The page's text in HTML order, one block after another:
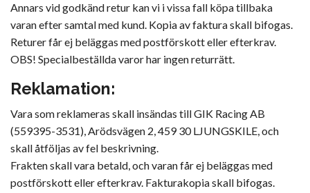
Annars vid godkänd retur kan vi i vissa fall köpa tillbaka
varan efter samtal med kund. Kopia av faktura skall bifogas.
Returer får ej beläggas med postförskott eller efterkrav.
OBS! Specialbeställda varor har ingen returrätt.
Reklamation:
Vara som reklameras skall insändas till GIK Racing AB
(559395-3531), Arödsvägen 2, 459 30 LJUNGSKILE, och
skall åtföljas av fel beskrivning.
Frakten skall vara betald, och varan får ej beläggas med
postförskott eller efterkrav. Fakturakopia skall bifogas.